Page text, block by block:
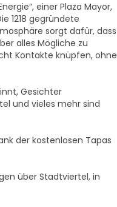
einer Plaza Mayor,
1218 gegründete
sorgt dafür, dass
alles Mögliche zu
Kontakte knüpfen, ohne
Gesichter
und vieles mehr sind
der kostenlosen Tapas
über Stadtviertel, in